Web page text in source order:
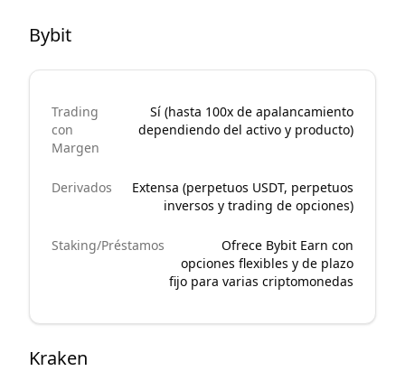
Bybit
Trading
con
Margen
Sí (hasta 100x de apalancamiento
dependiendo del activo y producto)
Derivados
Extensa (perpetuos USDT, perpetuos
inversos y trading de opciones)
Staking/Préstamos
Ofrece Bybit Earn con
opciones flexibles y de plazo
fijo para varias criptomonedas
Kraken